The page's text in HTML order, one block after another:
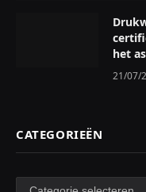
het
21/07/
CATEGORIEËN
Categorieën